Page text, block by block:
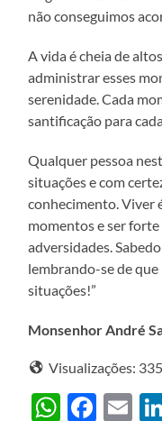
não conseguimos
A vida é cheia de
administrar esses
serenidade. Cada
santificação para
Qualquer pessoa
situações e com
conhecimento. Viver
momentos e ser
adversidades.
lembrando-se de que
situações!”
Monsenhor André
Visualizações: 335